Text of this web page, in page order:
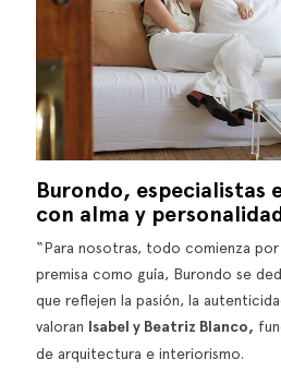
Burondo, especialistas
con alma y
“Para nosotras, todo comienza
premisa como guía, Burondo se
que reflejen la pasión, la
valoran Isabel y Beatriz Blanco,
de arquitectura e interiorismo.